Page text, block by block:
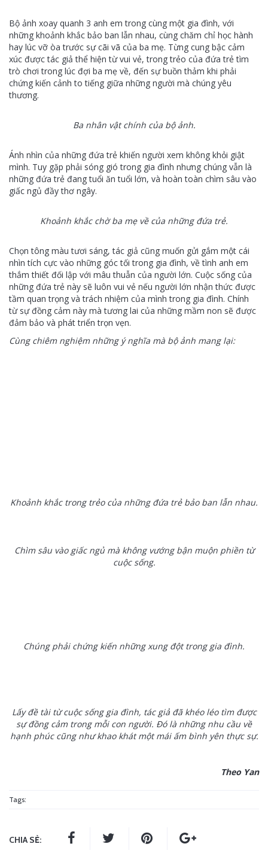
Bộ ảnh xoay quanh 3 anh em trong cùng một gia đình, với
những khoảnh khắc bảo ban lẫn nhau, cùng chăm chỉ học hành
hay lúc vỡ òa trước sự cãi vã của ba mẹ. Từng cung bậc cảm
xúc được tác giả thể hiện từ vui vẻ, trong trẻo của đứa trẻ tìm
trò chơi trong lúc đợi ba mẹ về, đến sự buồn thảm khi phải
chứng kiến cảnh to tiếng giữa những người mà chúng yêu
thương.
Ba nhân vật chính của bộ ảnh.
Ánh nhìn của những đứa trẻ khiến người xem không khỏi giật
mình. Tuy gặp phải sóng gió trong gia đình nhưng chúng vẫn là
những đứa trẻ đang tuổi ăn tuổi lớn, và hoàn toàn chìm sâu vào
giấc ngủ đầy thơ ngây.
Khoảnh khắc chờ ba mẹ về của những đứa trẻ.
Chọn tông màu tươi sáng, tác giả cũng muốn gửi gắm một cái
nhìn tích cực vào những góc tối trong gia đình, về tình anh em
thắm thiết đối lập với mâu thuẫn của người lớn. Cuộc sống của
những đứa trẻ này sẽ luôn vui vẻ nếu người lớn nhận thức được
tầm quan trọng và trách nhiệm của mình trong gia đình. Chính
từ sự đồng cảm này mà tương lai của những mầm non sẽ được
đảm bảo và phát triển trọn vẹn.
Cùng chiêm nghiệm những ý nghĩa mà bộ ảnh mang lại:
Khoảnh khắc trong trẻo của những đứa trẻ bảo ban lẫn nhau.
Chìm sâu vào giấc ngủ mà không vướng bận muộn phiền từ
cuộc sống.
Chúng phải chứng kiến những xung đột trong gia đình.
Lấy đề tài từ cuộc sống gia đình, tác giả đã khéo léo tìm được
sự đồng cảm trong mỗi con người. Đó là những nhu cầu về
hạnh phúc cũng như khao khát một mái ấm bình yên thực sự.
Theo Yan
Tags:
CHIA SẺ: